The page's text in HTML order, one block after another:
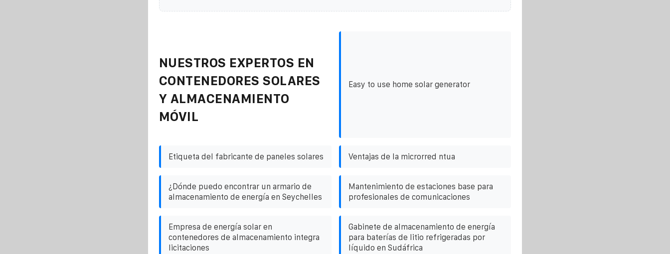
NUESTROS EXPERTOS EN
CONTENEDORES SOLARES
Y ALMACENAMIENTO
MÓVIL
Easy to use home solar generator
Etiqueta del fabricante de paneles solares Ventajas de la microrred ntua
¿Dónde puedo encontrar un armario de
almacenamiento de energía en Seychelles
Mantenimiento de estaciones base para
profesionales de comunicaciones
Empresa de energía solar en
contenedores de almacenamiento integra
licitaciones
Gabinete de almacenamiento de energía
para baterías de litio refrigeradas por
líquido en Sudáfrica